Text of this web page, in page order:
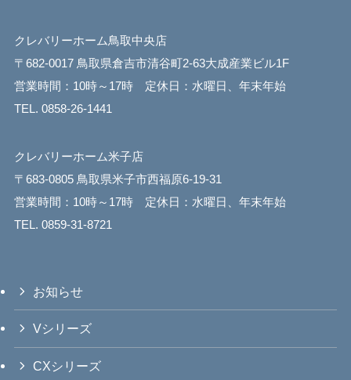
クレバリーホーム鳥取中央店
〒682-0017 鳥取県倉吉市清谷町2-63大成産業ビル1F
営業時間：10時～17時 定休日：水曜日、年末年始
TEL. 0858-26-1441
クレバリーホーム米子店
〒683-0805 鳥取県米子市西福原6-19-31
営業時間：10時～17時 定休日：水曜日、年末年始
TEL. 0859-31-8721
お知らせ
Vシリーズ
CXシリーズ